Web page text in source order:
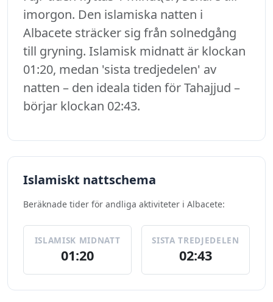
imorgon. Den islamiska natten i
Albacete sträcker sig från solnedgång
till gryning. Islamisk midnatt är klockan
01:20, medan 'sista tredjedelen' av
natten – den ideala tiden för Tahajjud –
börjar klockan 02:43.
Islamiskt nattschema
Beräknade tider för andliga aktiviteter i Albacete:
ISLAMISK MIDNATT
01:20
SISTA TREDJEDELEN
02:43